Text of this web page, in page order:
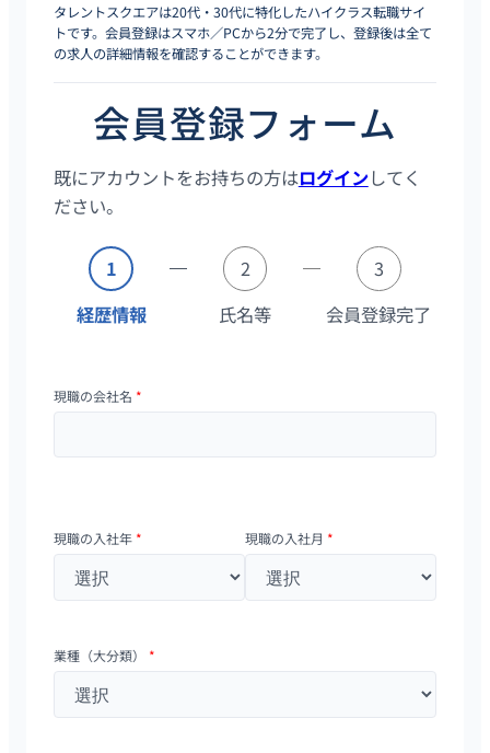
タレントスクエアは20代・30代に特化したハイクラス転職サイ
トです。会員登録はスマホ／PCから2分で完了し、登録後は全て
の求人の詳細情報を確認することができます。
会員登録フォーム
既にアカウントをお持ちの方はログインしてく
ださい。
1
経歴情報
2
氏名等
3
会員登録完了
現職の会社名 *
現職の入社年 * 現職の入社月 *
業種（大分類） *